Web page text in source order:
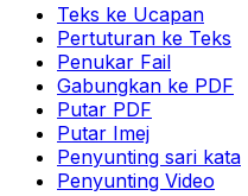
Teks ke Ucapan
Pertuturan ke Teks
Penukar Fail
Gabungkan ke PDF
Putar PDF
Putar Imej
Penyunting sari kata
Penyunting Video